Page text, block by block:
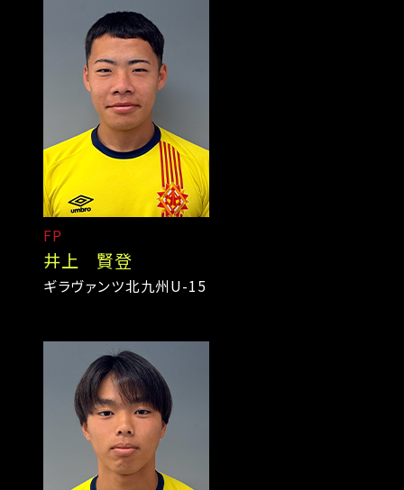
FP
井上 賢登
ギラヴァンツ北九州U-15